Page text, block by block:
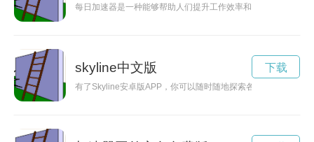
每日加速器是一种能够帮助人们提升工作效率和时间管理能力
skyline中文版
有了Skyline安卓版APP，你可以随时随地探索各大城市的壮丽
下载